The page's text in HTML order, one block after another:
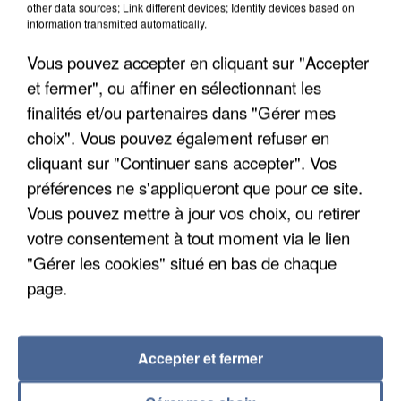
APRÈS TOUTES CES CANICULES, LES REFUGES
DE FAUNE SAUVAGE SONT...
other data sources; Link different devices; Identify devices based on
information transmitted automatically.
Vous pouvez accepter en cliquant sur "Accepter
et fermer", ou affiner en sélectionnant les
finalités et/ou partenaires dans "Gérer mes
choix". Vous pouvez également refuser en
cliquant sur "Continuer sans accepter". Vos
préférences ne s'appliqueront que pour ce site.
Vous pouvez mettre à jour vos choix, ou retirer
votre consentement à tout moment via le lien
"Gérer les cookies" situé en bas de chaque
page.
Accepter et fermer